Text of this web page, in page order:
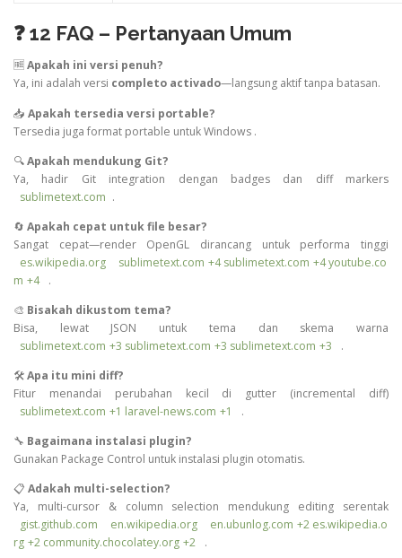
❓ 12 FAQ – Pertanyaan Umum
🆓 Apakah ini versi penuh?
Ya, ini adalah versi completo activado—langsung aktif tanpa batasan.
📥 Apakah tersedia versi portable?
Tersedia juga format portable untuk Windows .
🔍Apakah mendukung Git?
Ya, hadir Git integration dengan badges dan diff markers
sublimetext.com .
🔄 Apakah cepat untuk file besar?
Sangat cepat—render OpenGL dirancang untuk performa tinggi
es.wikipedia.org
sublimetext.com +4 sublimetext.com +4 youtube.co
m +4
.
🎨 Bisakah dikustom tema?
Bisa, lewat JSON untuk tema dan skema warna
sublimetext.com +3 sublimetext.com +3 sublimetext.com +3
.
🛠️Apa itu mini diff?
Fitur menandai perubahan kecil di gutter (incremental diff)
sublimetext.com +1 laravel-news.com +1
.
🔧 Bagaimana instalasi plugin?
Gunakan Package Control untuk instalasi plugin otomatis.
📋 Adakah multi-selection?
Ya, multi-cursor & column selection mendukung editing serentak
gist.github.com
en.wikipedia.org en.ubunlog.com +2 es.wikipedia.o
rg +2 community.chocolatey.org +2 .